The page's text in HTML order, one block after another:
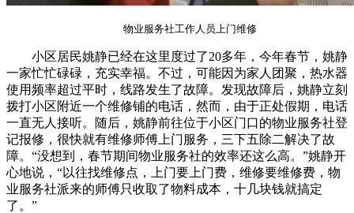
物业服务社工作人员上门维修
小区居民姚静已经在这里度过了20多年，今年春节，姚静
一家忙忙碌碌，充实幸福。不过，可能因为家人团聚，热水器
使用频率超过平时，线路发生了故障。发现故障后，姚静立刻
拨打小区附近一个维修铺的电话，然而，由于正处假期，电话
一直无人接听。随后，姚静前往位于小区门口的物业服务社登
记报修，很快就有维修师傅上门服务，三下五除二解决了故
障。“没想到，春节期间物业服务社的效率还这么高。”姚静开
心地说，“以往找维修点，上门要上门费，维修要维修费，物
业服务社派来的师傅只收取了物料成本，十几块钱就搞定
了。”